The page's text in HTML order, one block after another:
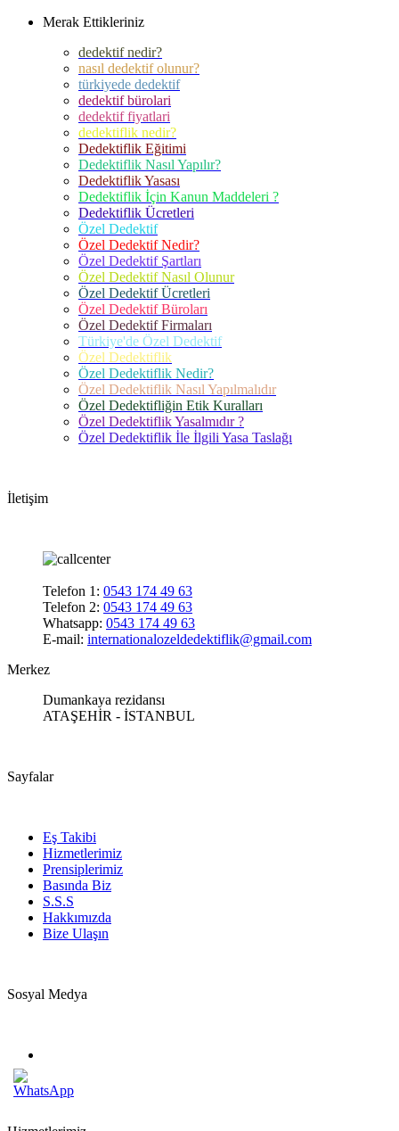
Merak Ettikleriniz
dedektif nedir?
nasıl dedektif olunur?
türkiyede dedektif
dedektif bürolari
dedektif fiyatlari
dedektiflik nedir?
Dedektiflik Eğitimi
Dedektiflik Nasıl Yapılır?
Dedektiflik Yasası
Dedektiflik İçin Kanun Maddeleri ?
Dedektiflik Ücretleri
Özel Dedektif
Özel Dedektif Nedir?
Özel Dedektif Şartları
Özel Dedektif Nasıl Olunur
Özel Dedektif Ücretleri
Özel Dedektif Büroları
Özel Dedektif Firmaları
Türkiye'de Özel Dedektif
Özel Dedektiflik
Özel Dedektiflik Nedir?
Özel Dedektiflik Nasıl Yapılmalıdır
Özel Dedektifliğin Etik Kuralları
Özel Dedektiflik Yasalmıdır ?
Özel Dedektiflik İle İlgili Yasa Taslağı
İletişim
Telefon 1: 0543 174 49 63
Telefon 2: 0543 174 49 63
Whatsapp: 0543 174 49 63
E-mail: internationalozeldedektiflik@gmail.com
Merkez
Dumankaya rezidansı
ATAŞEHİR - İSTANBUL
Sayfalar
Eş Takibi
Hizmetlerimiz
Prensiplerimiz
Basında Biz
S.S.S
Hakkımızda
Bize Ulaşın
Sosyal Medya